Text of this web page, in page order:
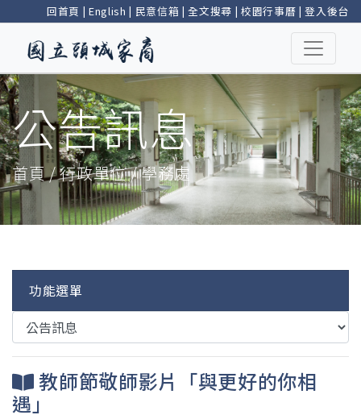
回首頁 | English | 民意信箱 |全文搜尋 | 校園行事曆 |登入後台
公告訊息
首頁 / 行政單位 / 學務處
功能選單
教師節敬師影片「與更好的你相
遇」